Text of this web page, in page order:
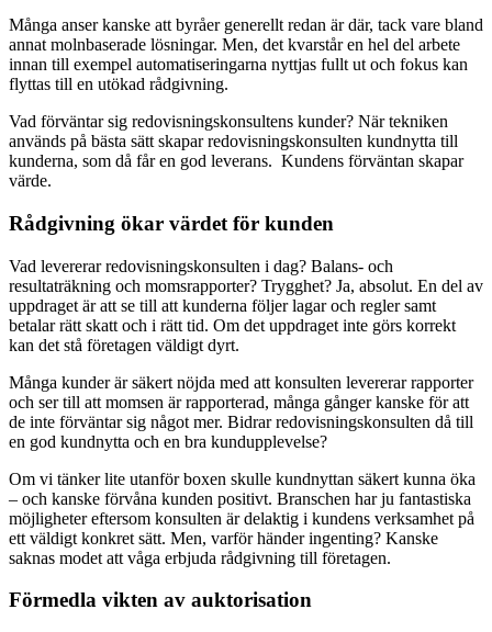
Många anser kanske att byråer generellt redan är där, tack vare bland
annat molnbaserade lösningar. Men, det kvarstår en hel del arbete
innan till exempel automatiseringarna nyttjas fullt ut och fokus kan
flyttas till en utökad rådgivning.
Vad förväntar sig redovisningskonsultens kunder? När tekniken
används på bästa sätt skapar redovisningskonsulten kundnytta till
kunderna, som då får en god leverans. Kundens förväntan skapar
värde.
Rådgivning ökar värdet för kunden
Vad levererar redovisningskonsulten i dag? Balans- och
resultaträkning och momsrapporter? Trygghet? Ja, absolut. En del av
uppdraget är att se till att kunderna följer lagar och regler samt
betalar rätt skatt och i rätt tid. Om det uppdraget inte görs korrekt
kan det stå företagen väldigt dyrt.
Många kunder är säkert nöjda med att konsulten levererar rapporter
och ser till att momsen är rapporterad, många gånger kanske för att
de inte förväntar sig något mer. Bidrar redovisningskonsulten då till
en god kundnytta och en bra kundupplevelse?
Om vi tänker lite utanför boxen skulle kundnyttan säkert kunna öka
– och kanske förvåna kunden positivt. Branschen har ju fantastiska
möjligheter eftersom konsulten är delaktig i kundens verksamhet på
ett väldigt konkret sätt. Men, varför händer ingenting? Kanske
saknas modet att våga erbjuda rådgivning till företagen.
Förmedla vikten av auktorisation